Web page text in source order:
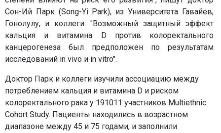
Сон-Ий Парк (Song-Yi Park), из Университета Гавайев,
Гонолулу, и коллеги. "Возможный защитный эффект
кальция и витамина D против колоректального
канцерогенеза был предположен по результатам
исследований in vivo и in vitro".
Доктор Парк и коллеги изучили ассоциацию между
потреблением кальция и витамина D и риском
колоректального рака у 191011 участников Multiethnic
Cohort Study. Пациенты находились в возрастном
диапазоне между 45 и 75 годами, и заполнили